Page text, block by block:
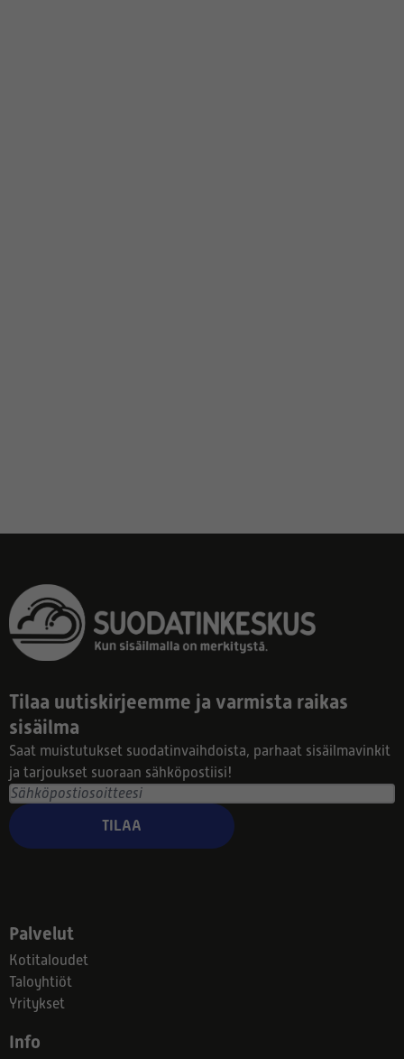
Tilaa uutiskirjeemme ja varmista raikas
sisäilma
Saat muistutukset suodatinvaihdoista, parhaat sisäilmavinkit
ja tarjoukset suoraan sähköpostiisi!
TILAA
Palvelut
Kotitaloudet
Taloyhtiöt
Yritykset
Info